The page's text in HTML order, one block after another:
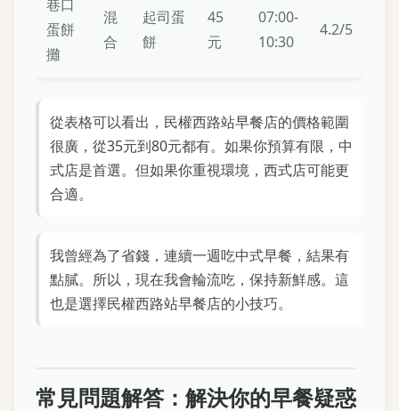
巷口
蛋餅
攤
混
合
起司蛋
餅
45
元
07:00-
10:30
4.2/5
從表格可以看出，民權西路站早餐店的價格範圍
很廣，從35元到80元都有。如果你預算有限，中
式店是首選。但如果你重視環境，西式店可能更
合適。
我曾經為了省錢，連續一週吃中式早餐，結果有
點膩。所以，現在我會輪流吃，保持新鮮感。這
也是選擇民權西路站早餐店的小技巧。
常見問題解答：解決你的早餐疑惑